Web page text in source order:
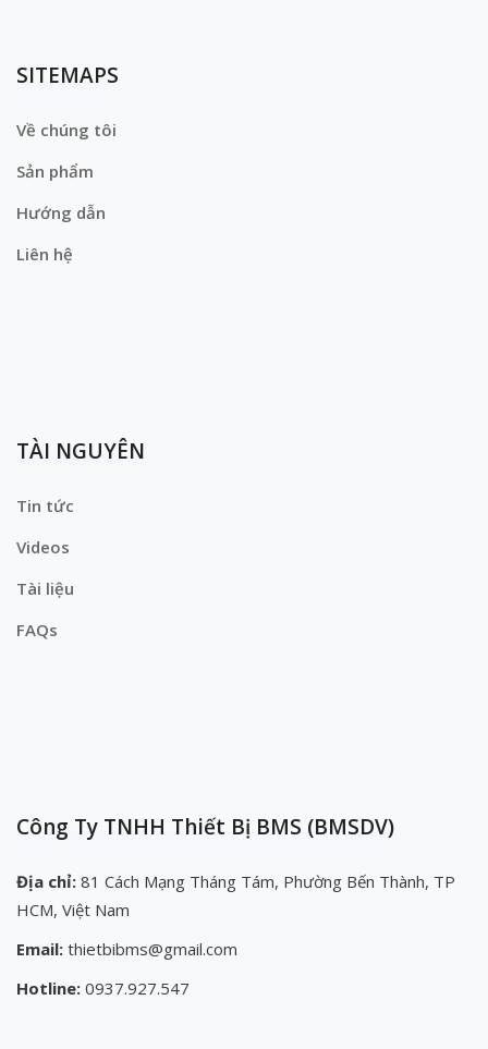
SITEMAPS
Về chúng tôi
Sản phẩm
Hướng dẫn
Liên hệ
TÀI NGUYÊN
Tin tức
Videos
Tài liệu
FAQs
Công Ty TNHH Thiết Bị BMS (BMSDV)
Địa chỉ: 81 Cách Mạng Tháng Tám, Phường Bến Thành, TP
HCM, Việt Nam
Email: thietbibms@gmail.com
Hotline: 0937.927.547